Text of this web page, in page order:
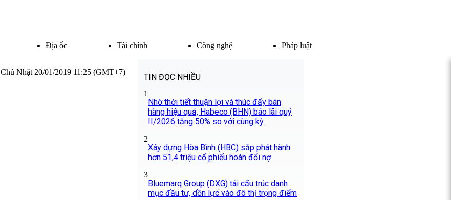
Địa ốc Tài chính Công nghệ Pháp luật
Chủ Nhật 20/01/2019 11:25 (GMT+7)
TIN ĐỌC NHIỀU
1
Nhờ thời tiết thuận lợi và thúc đẩy bán
hàng hiệu quả, Habeco (BHN) báo lãi quý
II/2026 tăng 50% so với cùng kỳ
2
Xây dựng Hòa Bình (HBC) sắp phát hành
hơn 51,4 triệu cổ phiếu hoán đổi nợ
3
Bluemarq Group (DXG) tái cấu trúc danh
mục đầu tư, dồn lực vào đô thị trọng điểm